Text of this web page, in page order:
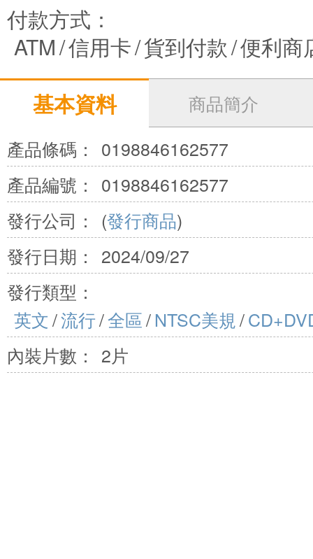
付款方式：
ATM/信用卡/貨到付款/便利商
基本資料
商品簡介
產品條碼：
0198846162577
產品編號：
0198846162577
發行公司：
(發行商品)
發行日期：
2024/09/27
發行類型：
英文/流行/全區/NTSC美規/
內裝片數：
2片